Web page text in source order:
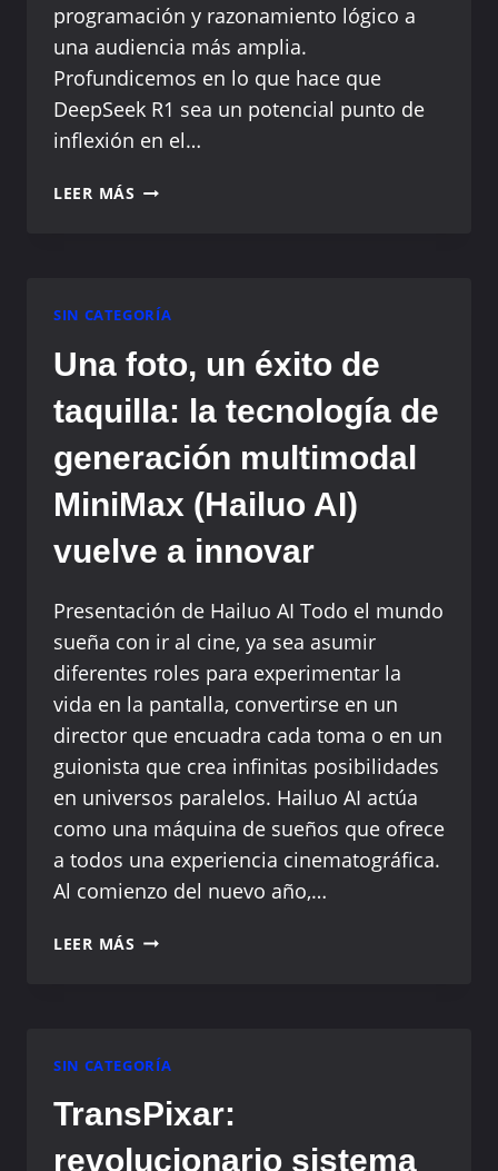
programación y razonamiento lógico a
una audiencia más amplia.
Profundicemos en lo que hace que
DeepSeek R1 sea un potencial punto de
inflexión en el…
LEER MÁS DEEPSEEK
INTELIGENCIA
DE
ABIERTO
CAMBIA
LAS
REGLAS
DEL
RIVALIZA
CON
OPENAI
SIN CATEGORÍA
Una foto, un éxito de
taquilla: la tecnología de
generación multimodal
MiniMax (Hailuo AI)
vuelve a innovar
Presentación de Hailuo AI Todo el mundo
sueña con ir al cine, ya sea asumir
diferentes roles para experimentar la
vida en la pantalla, convertirse en un
director que encuadra cada toma o en un
guionista que crea infinitas posibilidades
en universos paralelos. Hailuo AI actúa
como una máquina de sueños que ofrece
a todos una experiencia cinematográfica.
Al comienzo del nuevo año,…
LEER MÁS UNA
TAQUILLA:
TECNOLOGÍA
SIN CATEGORÍA
TransPixar:
revolucionario sistema